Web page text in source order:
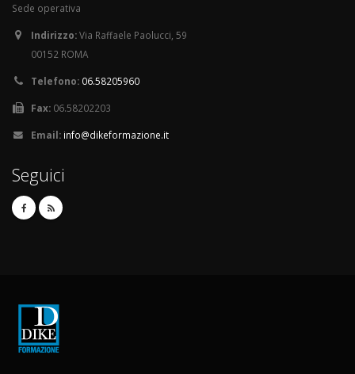
Sede operativa
Indirizzo:Via Raffaele Paolucci, 59
00152 ROMA
Telefono: 06.58205960
Fax: 06.58202203
Email: info@dikeformazione.it
Seguici